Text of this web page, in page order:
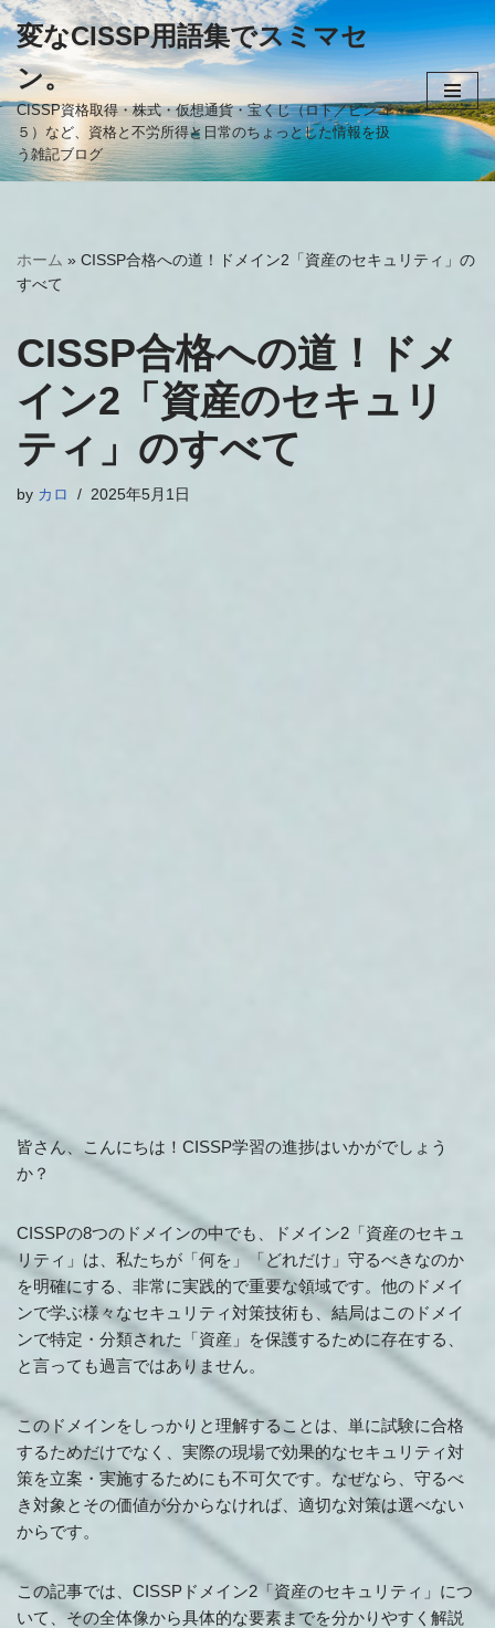
コ
ン
テ
ン
ツ
ッ
プ
変なCISSP用語集でスミマセ
ン。
CISSP資格取得・株式・仮想通貨・宝くじ（ロト／ビンゴ
５）など、資格と不労所得と日常のちょっとした情報を扱
う雑記ブログ
ホーム » CISSP合格への道！ドメイン2「資産のセキュリティ」の
すべて
CISSP合格への道！ドメ
イン2「資産のセキュリ
ティ」のすべて
by カロ 2025年5月1日
皆さん、こんにちは！CISSP学習の進捗はいかがでしょう
か？
CISSPの8つのドメインの中でも、ドメイン2「資産のセキュ
リティ」は、私たちが「何を」「どれだけ」守るべきなのか
を明確にする、非常に実践的で重要な領域です。他のドメイ
ンで学ぶ様々なセキュリティ対策技術も、結局はこのドメイ
ンで特定・分類された「資産」を保護するために存在する、
と言っても過言ではありません。
このドメインをしっかりと理解することは、単に試験に合格
するためだけでなく、実際の現場で効果的なセキュリティ対
策を立案・実施するためにも不可欠です。なぜなら、守るべ
き対象とその価値が分からなければ、適切な対策は選べない
からです。
この記事では、CISSPドメイン2「資産のセキュリティ」につ
いて、その全体像から具体的な要素までを分かりやすく解説